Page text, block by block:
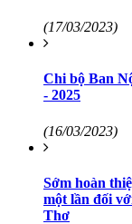
(17/03/2023)
Chi bộ Ban
- 2025
(16/03/2023)
Sớm hoàn
một lần đối
Thơ